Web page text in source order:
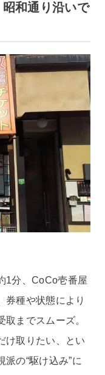
和通り沿いで
1分、CoCo壱番屋
券種や状態により
までスムーズ。
け取りたい、とい
の“駆け込み”に